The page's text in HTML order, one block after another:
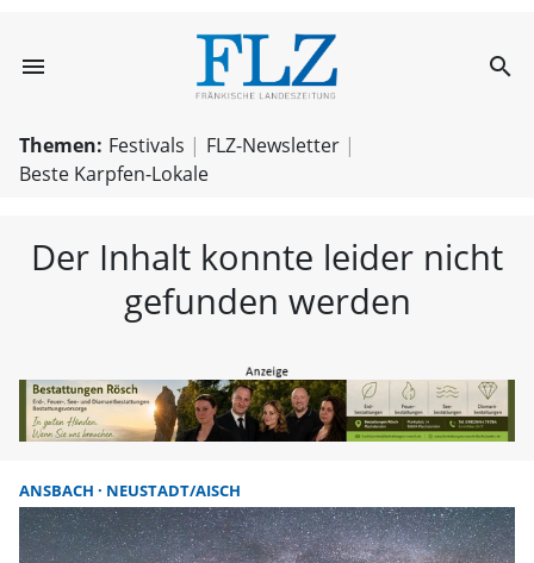
menu FLZ – search
Themen: Festivals
FLZ-Newsletter
Beste Karpfen-Lokale
Der Inhalt konnte leider nicht
gefunden werden
ANSBACH NEUSTADT/AISCH